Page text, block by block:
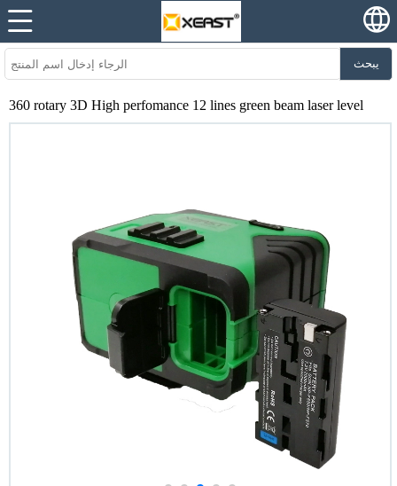
يبحث
360 rotary 3D High perfomance 12 lines green beam laser level